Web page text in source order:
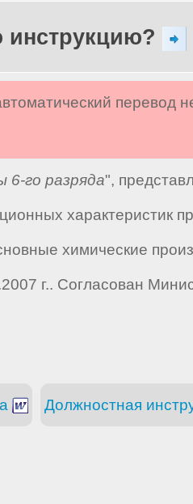
инструкцию?
перевод
6-го разряда",
характеристик
химические
г.. Согласован
Должностная